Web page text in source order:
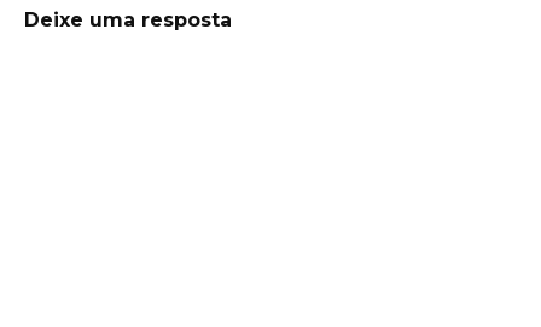
Deixe uma resposta